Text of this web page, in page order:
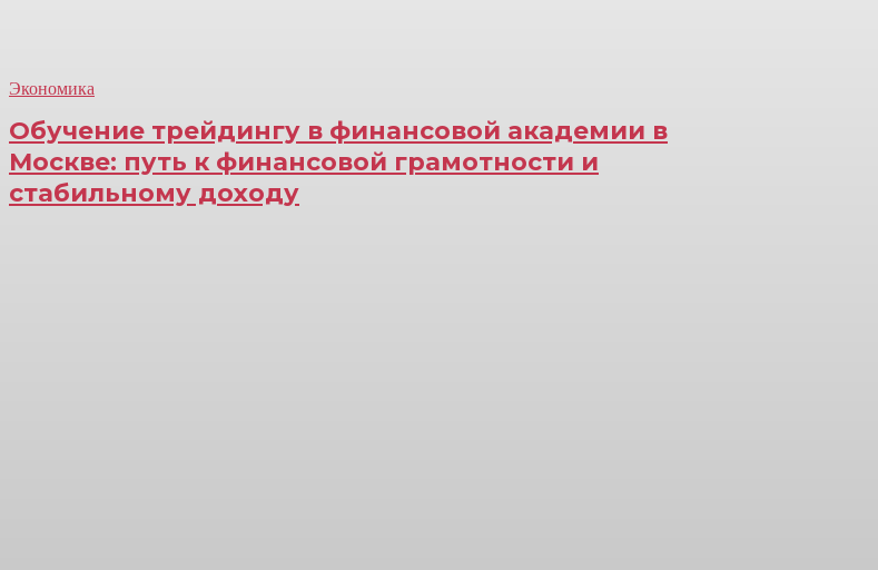
Экономика
Обучение трейдингу в финансовой академии в
Москве: путь к финансовой грамотности и
стабильному доходу